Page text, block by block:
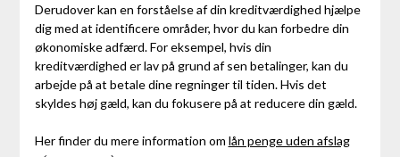
Derudover kan en forståelse af din kreditværdighed hjælpe
dig med at identificere områder, hvor du kan forbedre din
økonomiske adfærd. For eksempel, hvis din
kreditværdighed er lav på grund af sen betalinger, kan du
arbejde på at betale dine regninger til tiden. Hvis det
skyldes høj gæld, kan du fokusere på at reducere din gæld.
Her finder du mere information om lån penge uden afslag